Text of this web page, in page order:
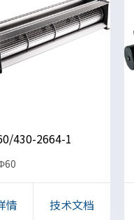
430-2664-1
情 技术文档